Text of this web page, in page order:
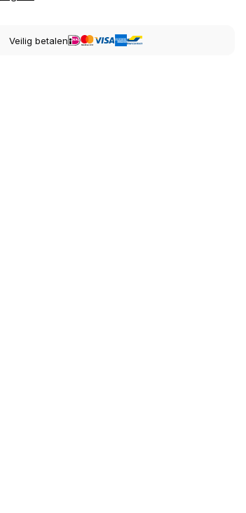
Veilig betalen